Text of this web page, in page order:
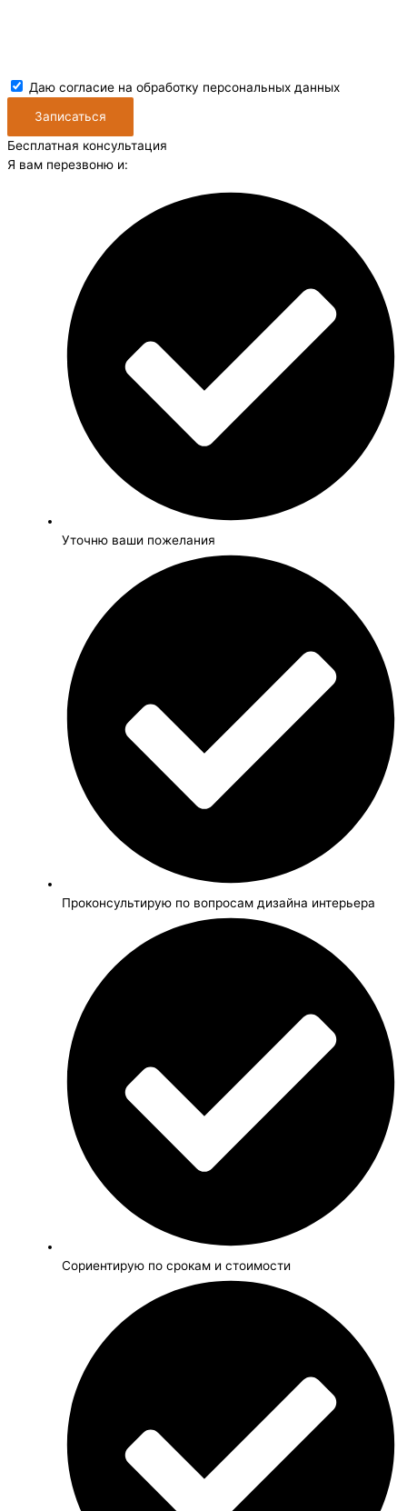
Даю согласие на обработку персональных данных
Записаться
Бесплатная консультация
Я вам перезвоню и:
Уточню ваши пожелания
Проконсультирую по вопросам дизайна интерьера
Сориентирую по срокам и стоимости